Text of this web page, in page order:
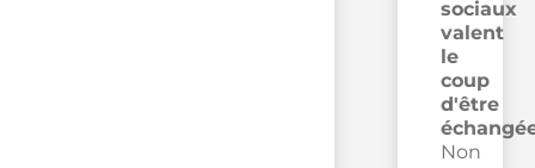
sociaux
valent
le
coup
d'être
Non